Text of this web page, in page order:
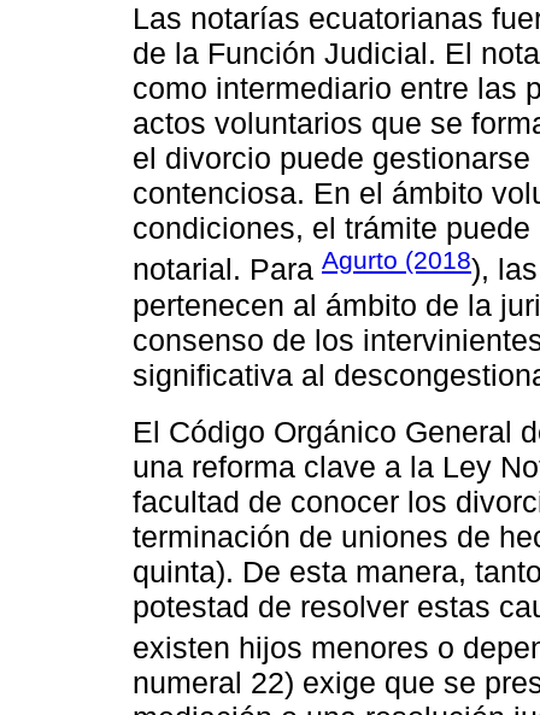
Las notarías ecuatorianas
de la Función Judicial. El
como intermediario entre las
actos voluntarios que se
el divorcio puede
contenciosa. En el ámbito
condiciones, el trámite
notarial. Para Agurto (2018),
pertenecen al ámbito de la
consenso de los
significativa al
El Código Orgánico General
una reforma clave a la Ley
facultad de conocer los
terminación de uniones de
quinta). De esta manera,
potestad de resolver estas
existen hijos menores o
numeral 22) exige que se